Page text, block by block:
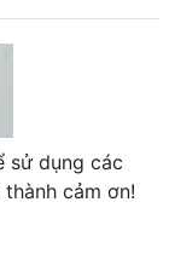
sử dụng các
cảm ơn!